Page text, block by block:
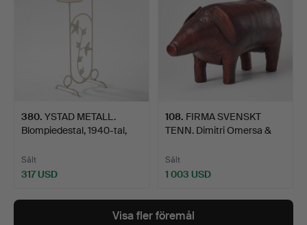
380. YSTAD METALL.
Blompiedestal, 1940-tal,
Sålt
317 USD
108. FIRMA SVENSKT
TENN. Dimitri Omersa &
Sålt
1 003 USD
Visa fler föremål